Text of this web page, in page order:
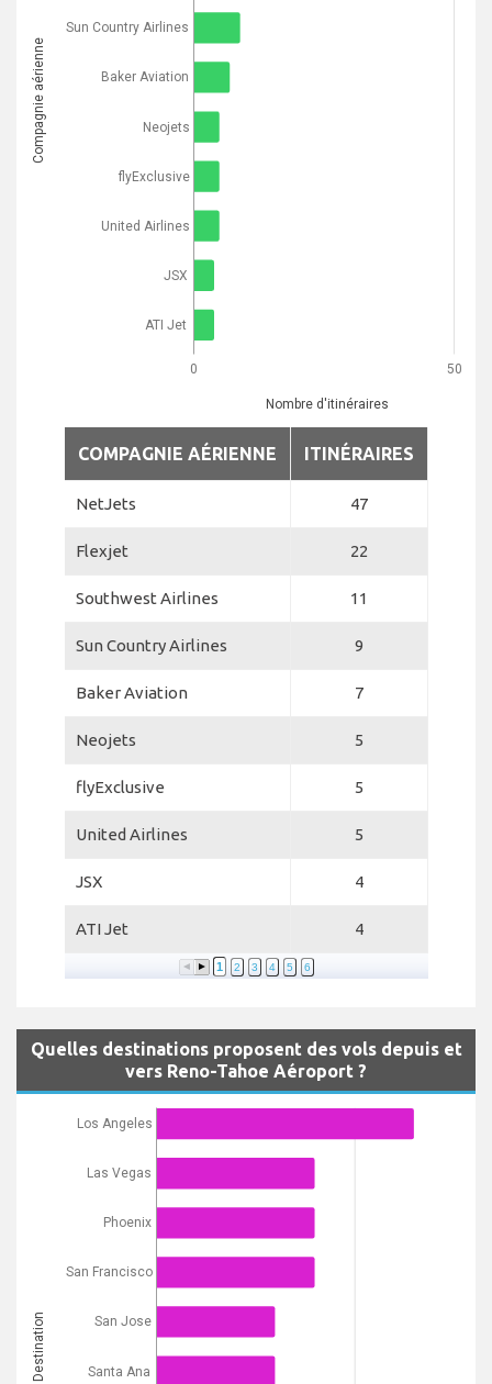
0 50
Nombre d'itinéraires
Sun Country Airlines
Baker Aviation
Neojets
flyExclusive
United Airlines
JSX
ATI Jet
Compagnie aérienne
COMPAGNIE AÉRIENNE ITINÉRAIRES
NetJets 47
Flexjet 22
Southwest Airlines 11
Sun Country Airlines 9
Baker Aviation 7
Neojets 5
flyExclusive 5
United Airlines 5
JSX 4
ATI Jet 4
1 2 3 4 5 6
Quelles destinations proposent des vols depuis et
vers Reno-Tahoe Aéroport ?
Los Angeles
Las Vegas
Phoenix
San Francisco
San Jose
Santa Ana
Destination